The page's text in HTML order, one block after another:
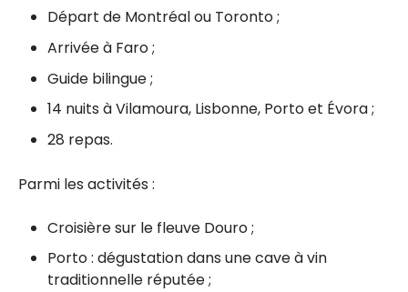
Incontourn
ables
meilleures
pour un
séjour à
Lisbonne
Départ de Montréal ou Toronto ;
Arrivée à Faro ;
Guide bilingue ;
14 nuits à Vilamoura, Lisbonne, Porto et Évora ;
28 repas.
Parmi les activités :
Croisière sur le fleuve Douro ;
Porto : dégustation dans une cave à vin
traditionnelle réputée ;